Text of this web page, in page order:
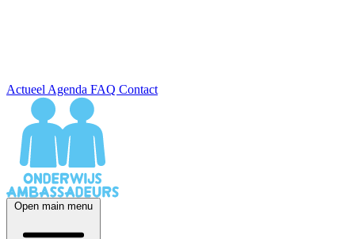
Actueel Agenda FAQ Contact
Open main menu